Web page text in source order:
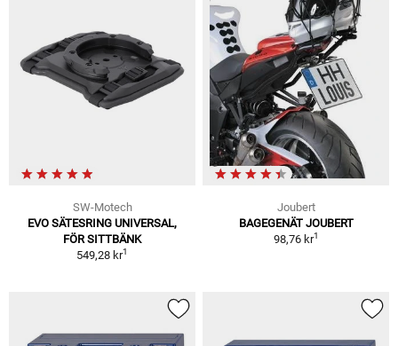
SW-Motech
EVO SÄTESRING UNIVERSAL,
FÖR SITTBÄNK
549,28 kr1
Joubert
BAGEGENÄT JOUBERT
98,76 kr1